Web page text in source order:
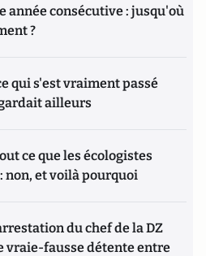
année consécutive : jusqu'où
?
qui s'est vraiment passé
ailleurs
ce que les écologistes
non, et voilà pourquoi
du chef de la DZ
vraie-fausse détente entre